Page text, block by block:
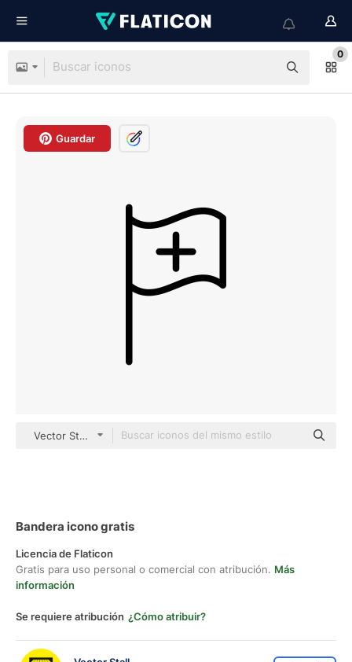
0
Guardar
Vector Stall Lineal
Bandera icono gratis
Licencia de Flaticon
Gratis para uso personal o comercial con atribución. Más
información
Se requiere atribución ¿Cómo atribuir?